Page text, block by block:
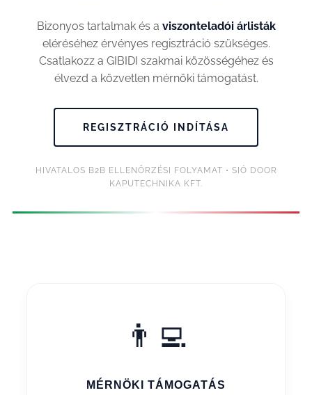
Bizonyos tartalmak és a viszonteladói árlisták
eléréséhez érvényes regisztráció szükséges.
Csatlakozz a GIBIDI szakmai közösségéhez és
élvezd a közvetlen mérnöki támogatást.
REGISZTRÁCIÓ INDÍTÁSA
HIVATALOS B2B ELLENŐRZÉSI FOLYAMAT • SIÓ DOOR
KAPUTECHNIKA KFT.
👨‍💻
MÉRNÖKI TÁMOGATÁS